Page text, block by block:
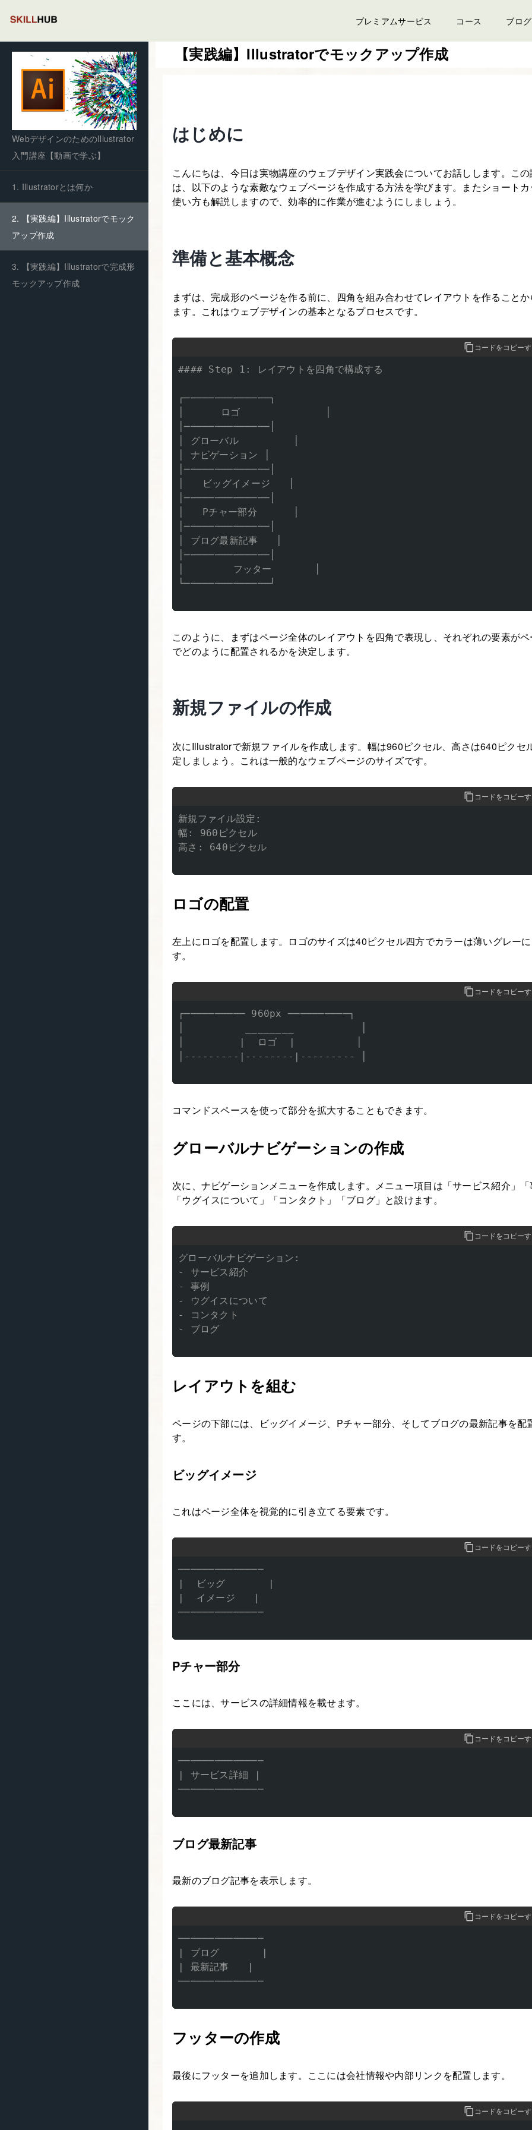
プレミアムサービス コース ブログ
WebデザインのためのIllustrator
入門講座【動画で学ぶ】
1. Illustratorとは何か
2. 【実践編】Illustratorでモック
アップ作成
3. 【実践編】Illustratorで完成形
モックアップ作成
【実践編】Illustratorでモックアップ作成
はじめに
こんにちは、今日は実物講座のウェブデザイン実践会についてお話しします。こ
は、以下のような素敵なウェブページを作成する方法を学びます。またショート
使い方も解説しますので、効率的に作業が進むようにしましょう。
準備と基本概念
まずは、完成形のページを作る前に、四角を組み合わせてレイアウトを作ること
ます。これはウェブデザインの基本となるプロセスです。
コードをコピー
#### Step 1: レイアウトを四角で構成する
┌──────────────┐
│      ロゴ              │
│──────────────│
│ グローバル         │
│ ナビゲーション │
│──────────────│
│   ビッグイメージ   │
│──────────────│
│   Pチャー部分      │
│──────────────│
│ ブログ最新記事   │
│──────────────│
│        フッター       │
└──────────────┘
このように、まずはページ全体のレイアウトを四角で表現し、それぞれの要素が
でどのように配置されるかを決定します。
新規ファイルの作成
次にIllustratorで新規ファイルを作成します。幅は960ピクセル、高さは640ピクセ
定しましょう。これは一般的なウェブページのサイズです。
コードをコピー
新規ファイル設定:
幅: 960ピクセル
高さ: 640ピクセル
ロゴの配置
左上にロゴを配置します。ロゴのサイズは40ピクセル四方でカラーは薄いグレー
す。
コードをコピー
┌────────── 960px ──────────┐
│         |  ロゴ  |          │
│---------|--------|--------- │
コマンドスペースを使って部分を拡大することもできます。
グローバルナビゲーションの作成
次に、ナビゲーションメニューを作成します。メニュー項目は「サービス紹介」
「ウグイスについて」「コンタクト」「ブログ」と設けます。
コードをコピー
グローバルナビゲーション:
- サービス紹介
- 事例
- ウグイスについて
- コンタクト
- ブログ
レイアウトを組む
ページの下部には、ビッグイメージ、Pチャー部分、そしてブログの最新記事を配
す。
ビッグイメージ
これはページ全体を視覚的に引き立てる要素です。
コードをコピー
──────────────
|  ビッグ       |
|  イメージ   |
──────────────
Pチャー部分
ここには、サービスの詳細情報を載せます。
コードをコピー
──────────────
| サービス詳細 |
──────────────
ブログ最新記事
最新のブログ記事を表示します。
コードをコピー
──────────────
| ブログ       |
| 最新記事   |
──────────────
フッターの作成
最後にフッターを追加します。ここには会社情報や内部リンクを配置します。
コードをコピー